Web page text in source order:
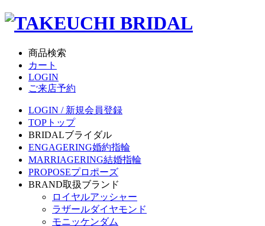
商品検索
カート
LOGIN
ご来店予約
LOGIN / 新規会員登録
TOP トップ
BRIDALブライダル
ENGAGERING婚約指輪
MARRIAGERING結婚指輪
PROPOSEプロポーズ
BRAND取扱ブランド
ロイヤルアッシャー
ラザールダイヤモンド
モニッケンダム